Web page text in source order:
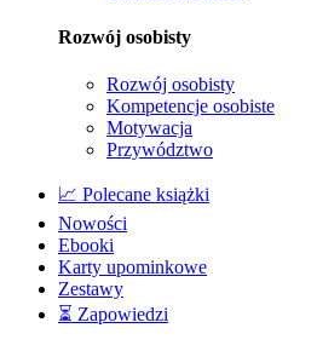
Rozwój osobisty
Rozwój osobisty
Kompetencje osobiste
Motywacja
Przywództwo
📈 Polecane książki
Nowości
Ebooki
Karty upominkowe
Zestawy
⏳ Zapowiedzi